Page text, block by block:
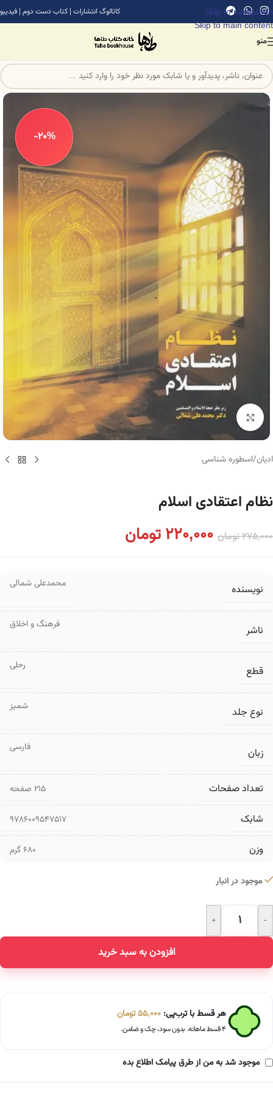
Skip to navigation
Skip to main content
کاتالوگ انتشارات | کتاب دست دوم | فیدیبو
منو
-20%
برای بزرگنمایی کلیک کنید
ادیان/اسطوره شناسی
نظام اعتقادی اسلام
275,000تومان 220,000تومان
نویسنده محمدعلی شمالی
ناشر فرهنگ و اخلاق
قطع رحلی
نوع جلد شمیز
زبان فارسی
تعداد صفحات ۲۱۵ صفحه
شابک 9786009547517
وزن 680 گرم
موجود در انبار
-
+
افزودن به سبد خرید
Alternative:
هر قسط با ترب‌پی: 55,000تومان
۴ قسط ماهانه. بدون سود، چک و ضامن.
موجود شد به من از طرق پیامک اطلاع بده